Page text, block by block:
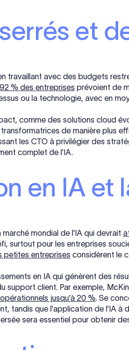
et
travaillant avec des budgets
92 % des entreprises prévoient de
ou la technologie, avec en
comme des solutions cloud
de manière plus
les CTO à privilégier des
complet de l'IA.
en IA et
mondial de l'IA qui devrait
surtout pour les entreprises
petites entreprises considèrent le
en IA qui génèrent des
support client. Par exemple,
jusqu’à 20 %. Se
tandis que l'application de l'IA à
sera essentiel pour obtenir